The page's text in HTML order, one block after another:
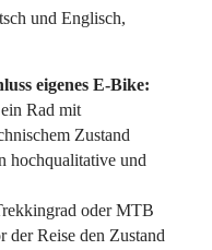
und Englisch,
eigenes E-Bike:
Rad mit
Zustand
hochqualitative und
oder MTB
der Reise den Zustand